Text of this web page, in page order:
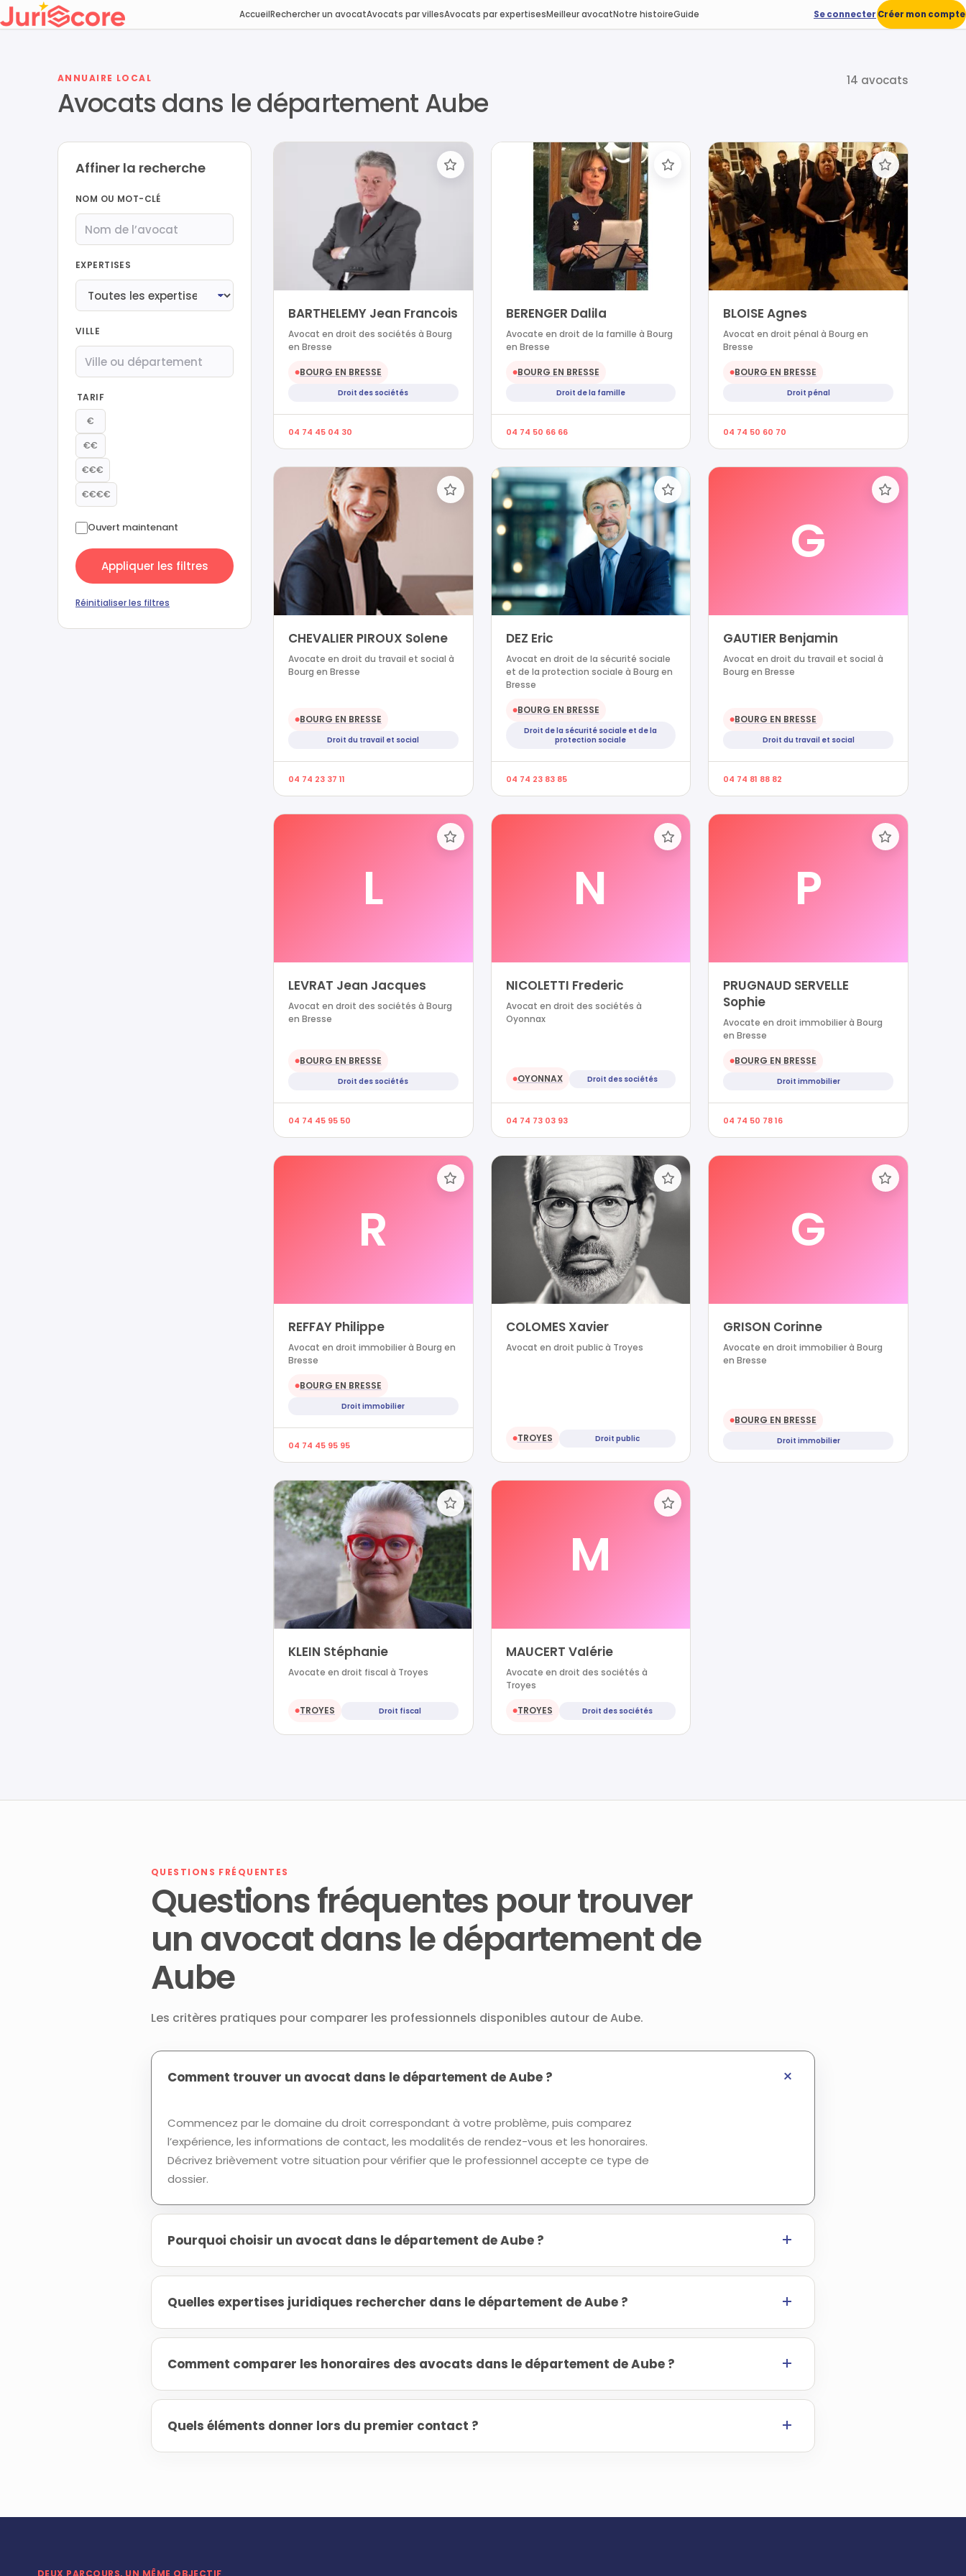
AccueilRechercher un avocatAvocats par villesAvocats par expertisesMeilleur avocatNotre histoireGuide Se connecter Créer mon compte
ANNUAIRE LOCAL
Avocats dans le département Aube
14 avocats
Affiner la recherche
NOM OU MOT-CLÉ
EXPERTISES
VILLE
TARIF
€
€€
€€€
€€€€
Ouvert maintenant
Appliquer les filtres
Réinitialiser les filtres
BARTHELEMY Jean Francois
Avocat en droit des sociétés à Bourg
en Bresse
●BOURG EN BRESSE
Droit des sociétés
04 74 45 04 30
BERENGER Dalila
Avocate en droit de la famille à Bourg
en Bresse
●BOURG EN BRESSE
Droit de la famille
04 74 50 66 66
BLOISE Agnes
Avocat en droit pénal à Bourg en
Bresse
●BOURG EN BRESSE
Droit pénal
04 74 50 60 70
CHEVALIER PIROUX Solene
Avocate en droit du travail et social à
Bourg en Bresse
●BOURG EN BRESSE
Droit du travail et social
04 74 23 37 11
DEZ Eric
Avocat en droit de la sécurité sociale
et de la protection sociale à Bourg en
Bresse
●BOURG EN BRESSE
Droit de la sécurité sociale et de la
protection sociale
04 74 23 83 85
G
GAUTIER Benjamin
Avocat en droit du travail et social à
Bourg en Bresse
●BOURG EN BRESSE
Droit du travail et social
04 74 81 88 82
L
LEVRAT Jean Jacques
Avocat en droit des sociétés à Bourg
en Bresse
●BOURG EN BRESSE
Droit des sociétés
04 74 45 95 50
N
NICOLETTI Frederic
Avocat en droit des sociétés à
Oyonnax
●OYONNAX Droit des sociétés
04 74 73 03 93
P
PRUGNAUD SERVELLE
Sophie
Avocate en droit immobilier à Bourg
en Bresse
●BOURG EN BRESSE
Droit immobilier
04 74 50 78 16
R
REFFAY Philippe
Avocat en droit immobilier à Bourg en
Bresse
●BOURG EN BRESSE
Droit immobilier
04 74 45 95 95
COLOMES Xavier
Avocat en droit public à Troyes
●TROYES Droit public
G
GRISON Corinne
Avocate en droit immobilier à Bourg
en Bresse
●BOURG EN BRESSE
Droit immobilier
KLEIN Stéphanie
Avocate en droit fiscal à Troyes
●TROYES Droit fiscal
M
MAUCERT Valérie
Avocate en droit des sociétés à
Troyes
●TROYES Droit des sociétés
QUESTIONS FRÉQUENTES
Questions fréquentes pour trouver
un avocat dans le département de
Aube
Les critères pratiques pour comparer les professionnels disponibles autour de Aube.
Comment trouver un avocat dans le département de Aube ?
Commencez par le domaine du droit correspondant à votre problème, puis comparez
l’expérience, les informations de contact, les modalités de rendez-vous et les honoraires.
Décrivez brièvement votre situation pour vérifier que le professionnel accepte ce type de
dossier.
Pourquoi choisir un avocat dans le département de Aube ?
Quelles expertises juridiques rechercher dans le département de Aube ?
Comment comparer les honoraires des avocats dans le département de Aube ?
Quels éléments donner lors du premier contact ?
DEUX PARCOURS, UN MÊME OBJECTIF